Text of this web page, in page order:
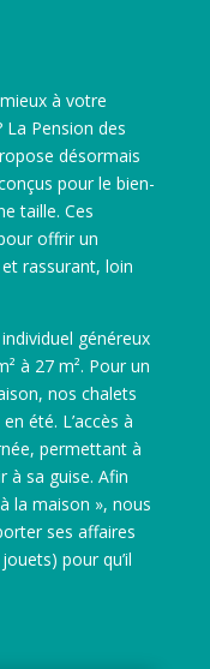
à votre
Pension des
désormais
pour le bien-
taille. Ces
offrir un
rassurant, loin
généreux
à 27 m². Pour un
nos chalets
été. L’accès à
permettant à
à sa guise. Afin
la maison », nous
ses affaires
pour qu’il